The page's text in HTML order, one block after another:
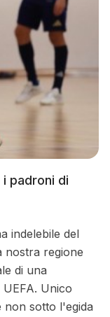
padroni di
indelebile del
nostra regione
di una
Unico
non sotto l'egida